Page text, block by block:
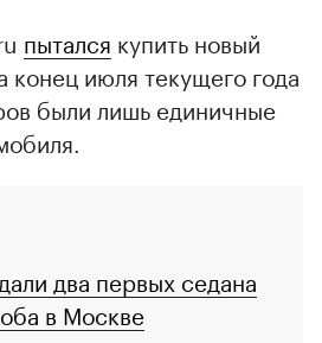
пытался купить новый
конец июля текущего года
были лишь единичные
два первых седана
в Москве